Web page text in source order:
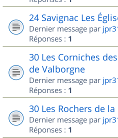
24 Savignac Les
Dernier message par
Réponses : 1
30 Les Corniches
de Valborgne
Dernier message par
Réponses : 1
30 Les Rochers de
Dernier message par
Réponses : 1